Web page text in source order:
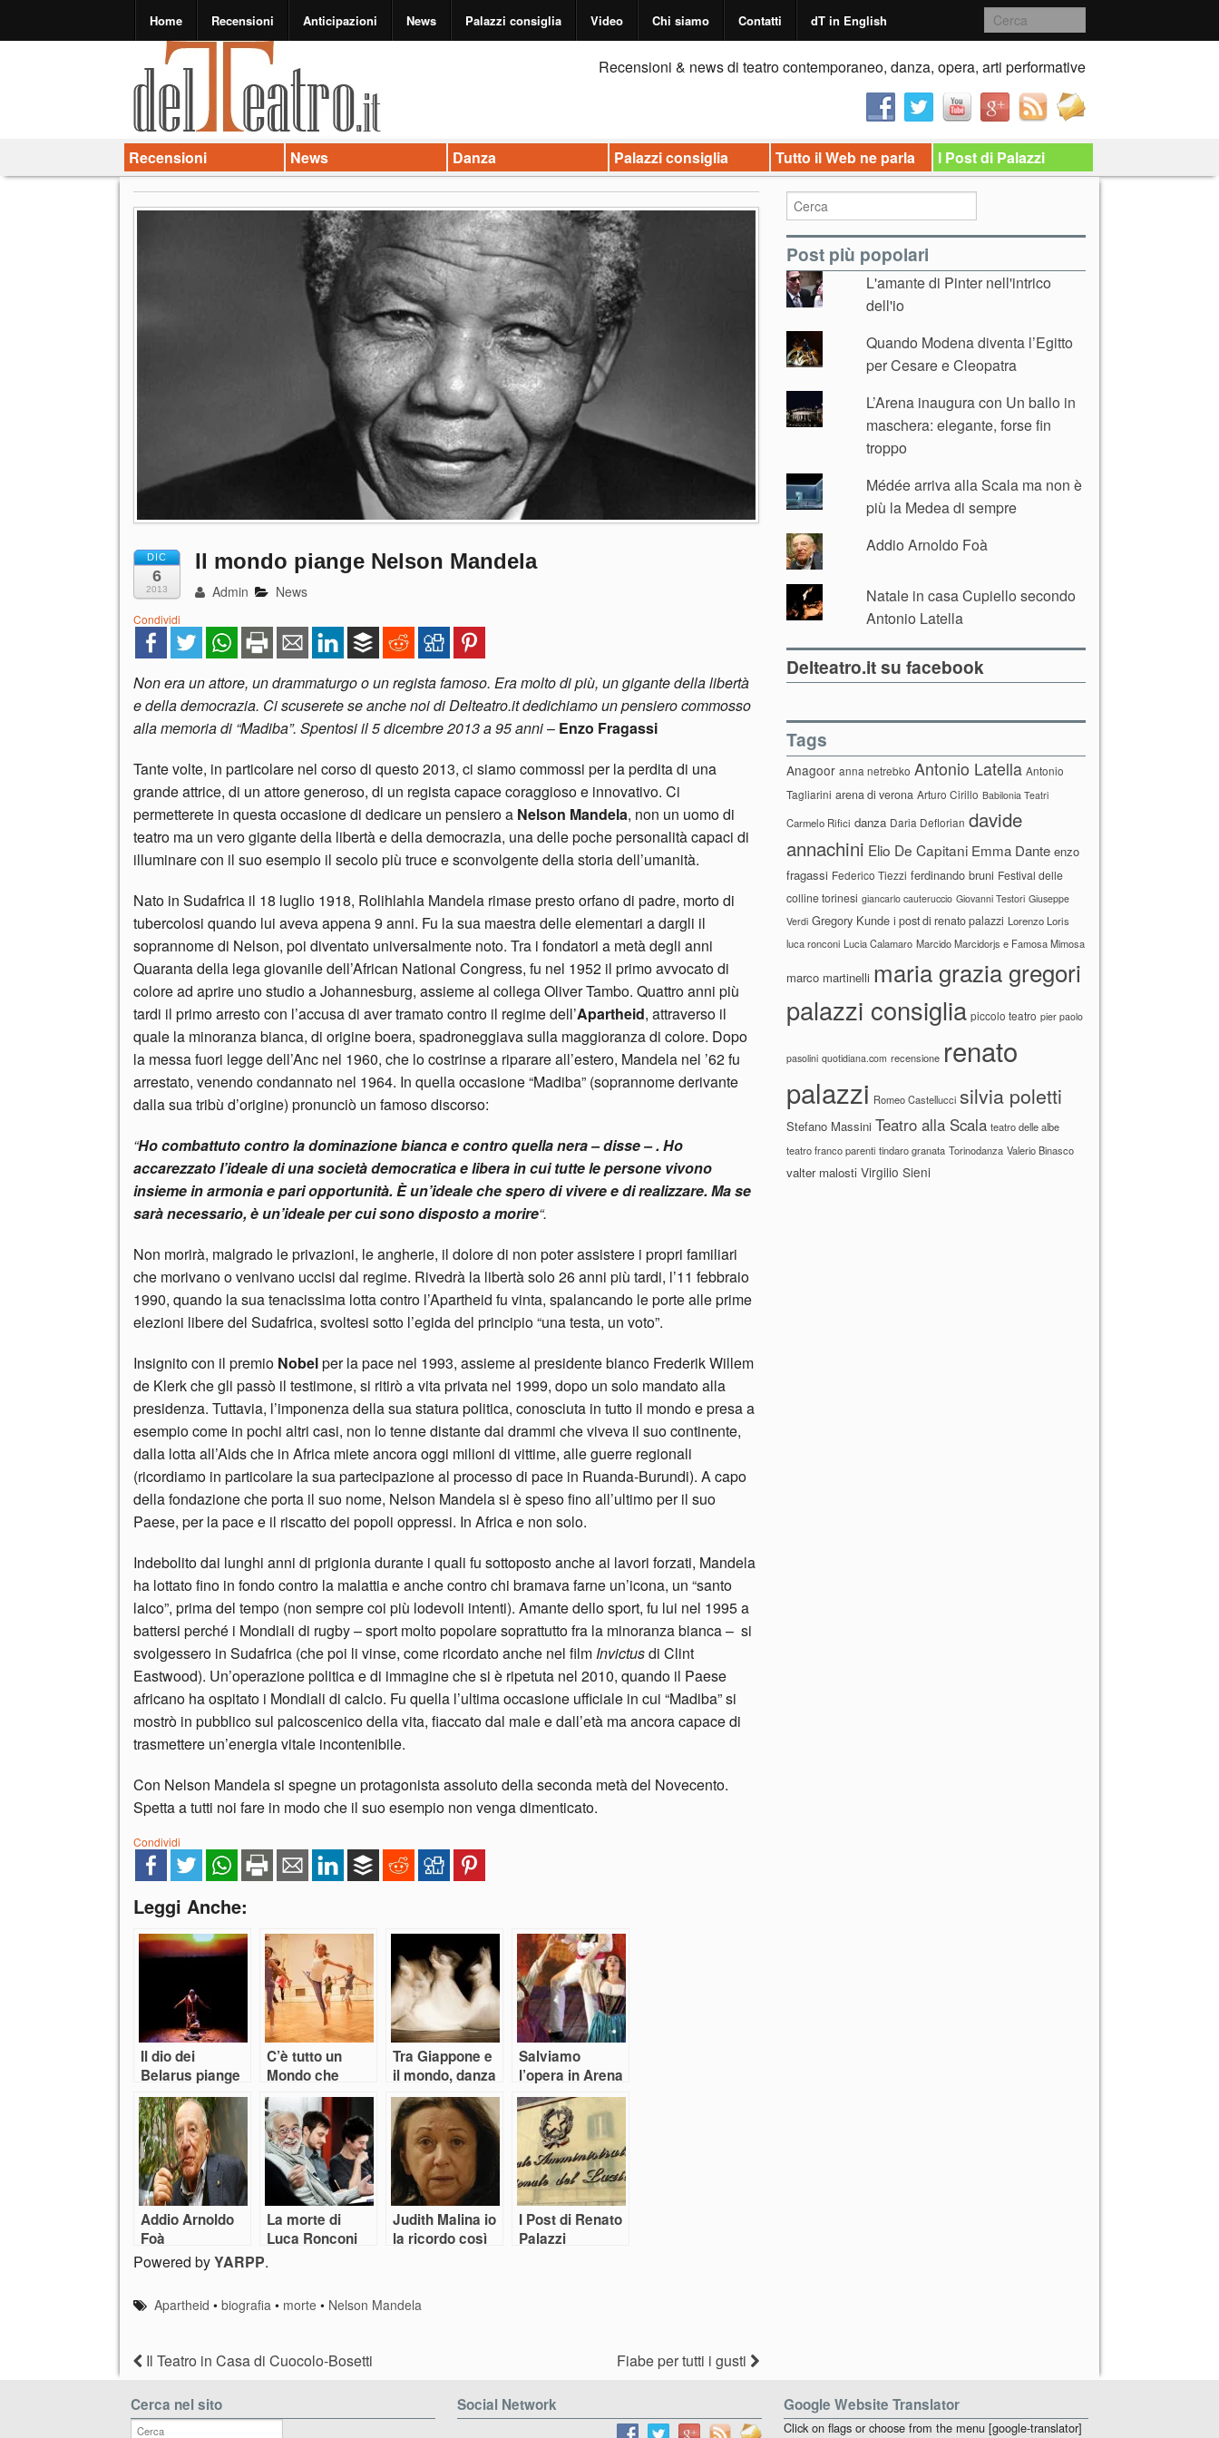
Home Recensioni Anticipazioni News Palazzi consiglia Video Chi siamo Contatti dT in English
Recensioni & news di teatro contemporaneo, danza, opera, arti performative
Recensioni News Danza Palazzi consiglia Tutto il Web ne parla I Post di Palazzi
DIC
6
2013
Il mondo piange Nelson Mandela
Admin News
Condividi
Non era un attore, un drammaturgo o un regista famoso. Era molto di più, un gigante della libertà
e della democrazia. Ci scuserete se anche noi di Delteatro.it dedichiamo un pensiero commosso
alla memoria di “Madiba”. Spentosi il 5 dicembre 2013 a 95 anni– Enzo Fragassi
Tante volte, in particolare nel corso di questo 2013, ci siamo commossi per la perdita di una
grande attrice, di un attore generoso, di un regista capace coraggioso e innovativo. Ci
permetterete in questa occasione di dedicare un pensiero a Nelson Mandela, non un uomo di
teatro ma un vero gigante della libertà e della democrazia, una delle poche personalità capaci di
illuminare con il suo esempio il secolo più truce e sconvolgente della storia dell’umanità.
Nato in Sudafrica il 18 luglio 1918, Rolihlahla Mandela rimase presto orfano di padre, morto di
tubercolosi quando lui aveva appena 9 anni. Fu la sua maestra delle elementari a dargli il
soprannome di Nelson, poi diventato universalmente noto. Tra i fondatori a metà degli anni
Quaranta della lega giovanile dell’African National Congress, fu nel 1952 il primo avvocato di
colore ad aprire uno studio a Johannesburg, assieme al collega Oliver Tambo. Quattro anni più
tardi il primo arresto con l’accusa di aver tramato contro il regime dell’Apartheid, attraverso il
quale la minoranza bianca, di origine boera, spadroneggiava sulla maggioranza di colore. Dopo
la messa fuori legge dell’Anc nel 1960, che lo costrinse a riparare all’estero, Mandela nel ’62 fu
arrestato, venendo condannato nel 1964. In quella occasione “Madiba” (soprannome derivante
dalla sua tribù d’origine) pronunciò un famoso discorso:
“Ho combattuto contro la dominazione bianca e contro quella nera – disse – . Ho
accarezzato l’ideale di una società democratica e libera in cui tutte le persone vivono
insieme in armonia e pari opportunità. È un’ideale che spero di vivere e di realizzare. Ma se
sarà necessario, è un’ideale per cui sono disposto a morire“.
Non morirà, malgrado le privazioni, le angherie, il dolore di non poter assistere i propri familiari
che morivano o venivano uccisi dal regime. Rivedrà la libertà solo 26 anni più tardi, l’11 febbraio
1990, quando la sua tenacissima lotta contro l’Apartheid fu vinta, spalancando le porte alle prime
elezioni libere del Sudafrica, svoltesi sotto l’egida del principio “una testa, un voto”.
Insignito con il premio Nobelper la pace nel 1993, assieme al presidente bianco Frederik Willem
de Klerk che gli passò il testimone, si ritirò a vita privata nel 1999, dopo un solo mandato alla
presidenza. Tuttavia, l’imponenza della sua statura politica, conosciuta in tutto il mondo e presa a
esempio come in pochi altri casi, non lo tenne distante dai drammi che viveva il suo continente,
dalla lotta all’Aids che in Africa miete ancora oggi milioni di vittime, alle guerre regionali
(ricordiamo in particolare la sua partecipazione al processo di pace in Ruanda-Burundi). A capo
della fondazione che porta il suo nome, Nelson Mandela si è speso fino all’ultimo per il suo
Paese, per la pace e il riscatto dei popoli oppressi. In Africa e non solo.
Indebolito dai lunghi anni di prigionia durante i quali fu sottoposto anche ai lavori forzati, Mandela
ha lottato fino in fondo contro la malattia e anche contro chi bramava farne un’icona, un “santo
laico”, prima del tempo (non sempre coi più lodevoli intenti). Amante dello sport, fu lui nel 1995 a
battersi perché i Mondiali di rugby – sport molto popolare soprattutto fra la minoranza bianca – si
svolgessero in Sudafrica (che poi li vinse, come ricordato anche nel film Invictusdi Clint
Eastwood). Un’operazione politica e di immagine che si è ripetuta nel 2010, quando il Paese
africano ha ospitato i Mondiali di calcio. Fu quella l’ultima occasione ufficiale in cui “Madiba” si
mostrò in pubblico sul palcoscenico della vita, fiaccato dal male e dall’età ma ancora capace di
trasmettere un’energia vitale incontenibile.
Con Nelson Mandela si spegne un protagonista assoluto della seconda metà del Novecento.
Spetta a tutti noi fare in modo che il suo esempio non venga dimenticato.
Condividi
Leggi Anche:
Il dio dei
Belarus piange
come un
bambino
C’è tutto un
Mondo che
danza alla
Biennale di
Sieni
Tra Giappone e
il mondo, danza
d’autore a
Ferrara
Salviamo
l’opera in Arena
e ridiamola al
mondo
Addio Arnoldo
Foà
La morte di
Luca Ronconi
Judith Malina io
la ricordo così
I Post di Renato
Palazzi
Powered byYARPP.
Apartheid •biografia • morte • Nelson Mandela
Il Teatro in Casa di Cuocolo-Bosetti Fiabe per tutti i gusti
Post più popolari
L'amante di Pinter nell'intrico
dell'io
Quando Modena diventa l’Egitto
per Cesare e Cleopatra
L’Arena inaugura con Un ballo in
maschera: elegante, forse fin
troppo
Médée arriva alla Scala ma non è
più la Medea di sempre
Addio Arnoldo Foà
Natale in casa Cupiello secondo
Antonio Latella
Delteatro.it su facebook
Tags
Anagoor anna netrebko Antonio Latella Antonio
Tagliarini arena di verona Arturo Cirillo Babilonia Teatri
Carmelo Rifici danza Daria Deflorian davide
annachini Elio De Capitani Emma Dante enzo
fragassi Federico Tiezzi ferdinando bruni Festival delle
colline torinesi giancarlo cauteruccio Giovanni Testori Giuseppe
Verdi Gregory Kunde i post di renato palazzi Lorenzo Loris
luca ronconi Lucia Calamaro Marcido Marcidorjs e Famosa Mimosa
marco martinelli maria grazia gregori
palazzi consiglia piccolo teatro pier paolo
pasolini quotidiana.com recensione renato
palazzi Romeo Castellucci silvia poletti
Stefano Massini Teatro alla Scala teatro delle albe
teatro franco parenti tindaro granata Torinodanza Valerio Binasco
valter malosti Virgilio Sieni
Cerca nel sito Social Network Google Website Translator
Click on flags or choose from the menu [google-translator]